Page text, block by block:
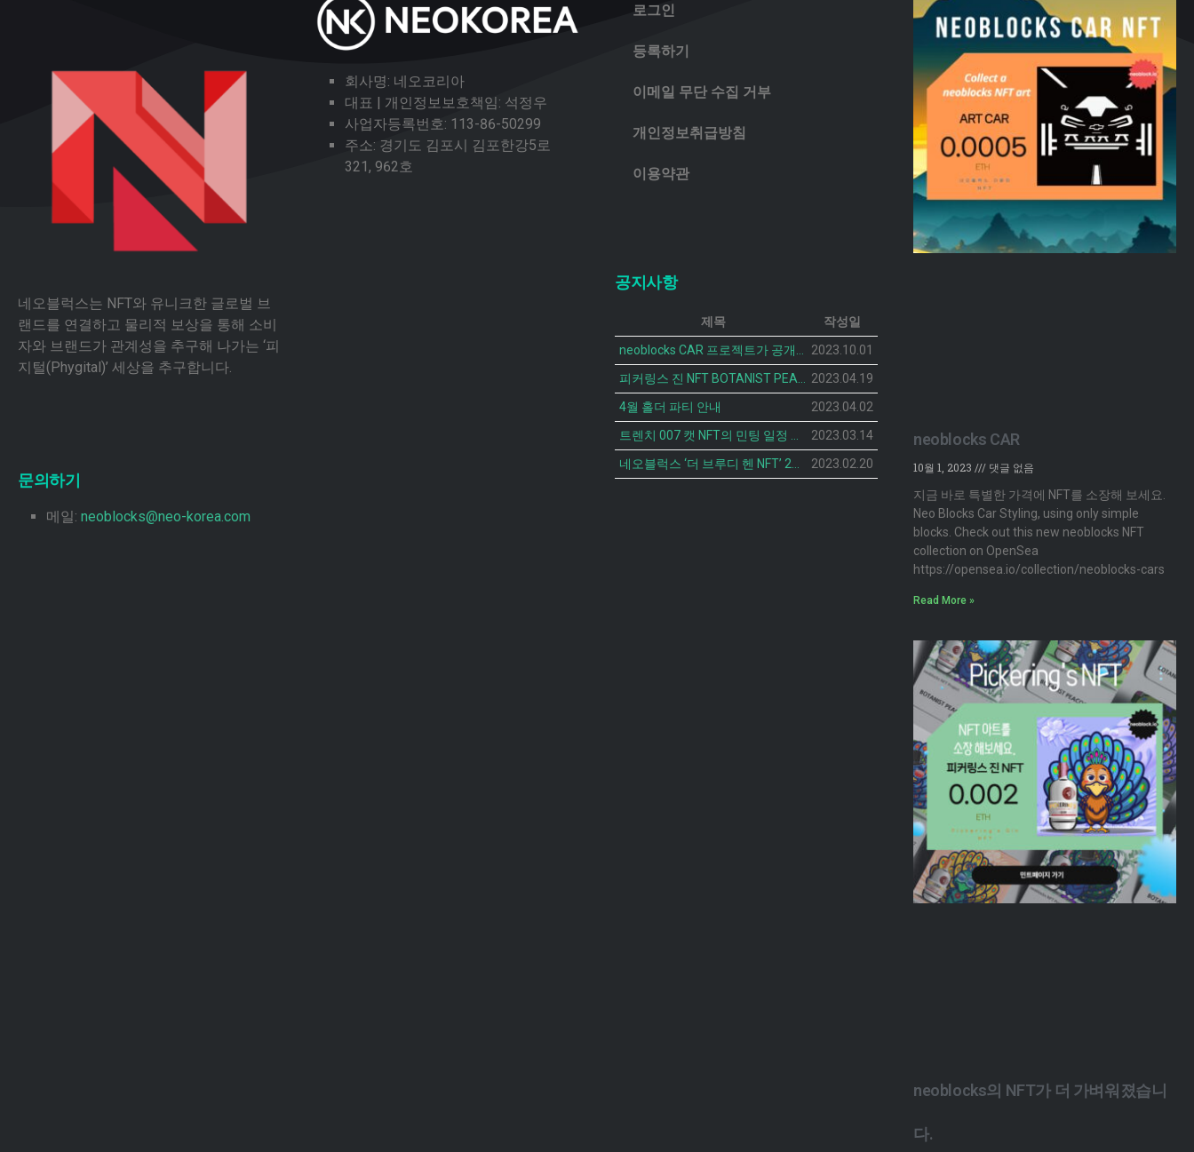
네오블럭스는 NFT와 유니크한 글로벌 브
랜드를 연결하고 물리적 보상을 통해 소비
자와 브랜드가 관계성을 추구해 나가는 ‘피
지털(Phygital)’ 세상을 추구합니다.
문의하기
메일: neoblocks@neo-korea.com
회사명: 네오코리아
대표 | 개인정보보호책임: 석정우
사업자등록번호: 113-86-50299
주소: 경기도 김포시 김포한강5로
321, 962호
로그인
등록하기
이메일 무단 수집 거부
개인정보취급방침
이용약관
공지사항
제목
작성일
2023.10.01
2023.04.19
4월 홀더 파티 안내
2023.04.02
2023.03.14
2023.02.20
neoblocks CAR
10월 1, 2023
댓글 없음
지금 바로 특별한 가격에 NFT를 소장해 보세요.
Neo Blocks Car Styling, using only simple
blocks. Check out this new neoblocks NFT
collection on OpenSea
https://opensea.io/collection/neoblocks-cars
Read More »
neoblocks의 NFT가 더 가벼워졌습니
다.